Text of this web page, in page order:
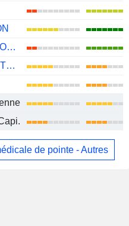
INTEGER HOLDINGS CORPORATION
XTALPI HOLDINGS LIMITED
de pointe - Autres